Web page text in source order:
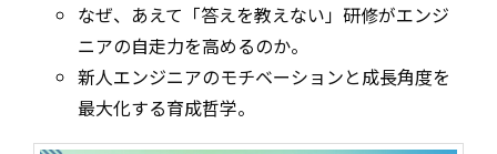
なぜ、あえて「答えを教えない」研修がエンジ
ニアの自走力を高めるのか。
新人エンジニアのモチベーションと成長角度を
最大化する育成哲学。